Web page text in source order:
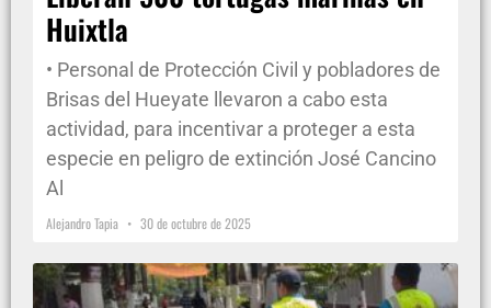
Huixtla
• Personal de Protección Civil y pobladores de
Brisas del Hueyate llevaron a cabo esta
actividad, para incentivar a proteger a esta
especie en peligro de extinción José Cancino
Al
Alejandro Tapia 30 de octubre de 2025